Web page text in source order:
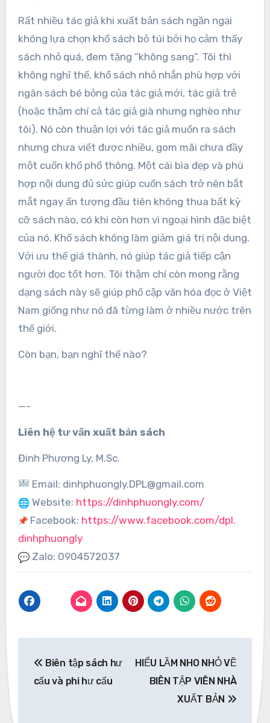
Rất nhiều tác giả khi xuất bản sách ngần ngại
không lựa chọn khổ sách bỏ túi bởi họ cảm thấy
sách nhỏ quá, đem tặng “không sang”. Tôi thì
không nghĩ thế, khổ sách nhỏ nhắn phù hợp với
ngân sách bé bỏng của tác giả mới, tác giả trẻ
(hoặc thậm chí cả tác giả già nhưng nghèo như
tôi). Nó còn thuận lợi với tác giả muốn ra sách
nhưng chưa viết được nhiều, gom mãi chưa đầy
một cuốn khổ phổ thông. Một cái bìa đẹp và phù
hợp nội dung đủ sức giúp cuốn sách trở nên bắt
mắt ngay ấn tượng đầu tiên không thua bất kỳ
cỡ sách nào, có khi còn hơn vì ngoại hình đặc biệt
của nó. Khổ sách không làm giảm giá trị nội dung.
Với ưu thế giá thành, nó giúp tác giả tiếp cận
người đọc tốt hơn. Tôi thậm chí còn mong rằng
dạng sách này sẽ giúp phổ cập văn hóa đọc ở Việt
Nam giống như nó đã từng làm ở nhiều nước trên
thế giới.
Còn bạn, bạn nghĩ thế nào?
—-
Liên hệ tư vấn xuất bản sách
Đinh Phương Ly, M.Sc.
Email: dinhphuongly.DPL@gmail.com
Website: https://dinhphuongly.com/
Facebook: https://www.facebook.com/dpl.
dinhphuongly
Zalo: 0904572037
navigation
Biên tập sách hư
cấu và phi hư cấu
HIỂU LẦM NHO NHỎ VỀ
BIÊN TẬP VIÊN NHÀ
XUẤT BẢN